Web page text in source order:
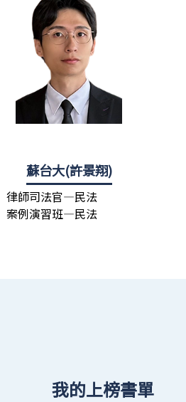
蘇台大(許景翔)
律師司法官—民法
案例演習班—民法
我的上榜書單